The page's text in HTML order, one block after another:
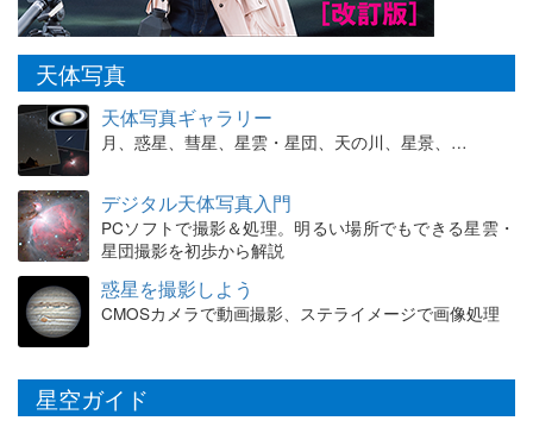
天体写真
天体写真ギャラリー
月、惑星、彗星、星雲・星団、天の川、星景、…
デジタル天体写真入門
PCソフトで撮影＆処理。明るい場所でもできる星雲・
星団撮影を初歩から解説
惑星を撮影しよう
CMOSカメラで動画撮影、ステライメージで画像処理
星空ガイド